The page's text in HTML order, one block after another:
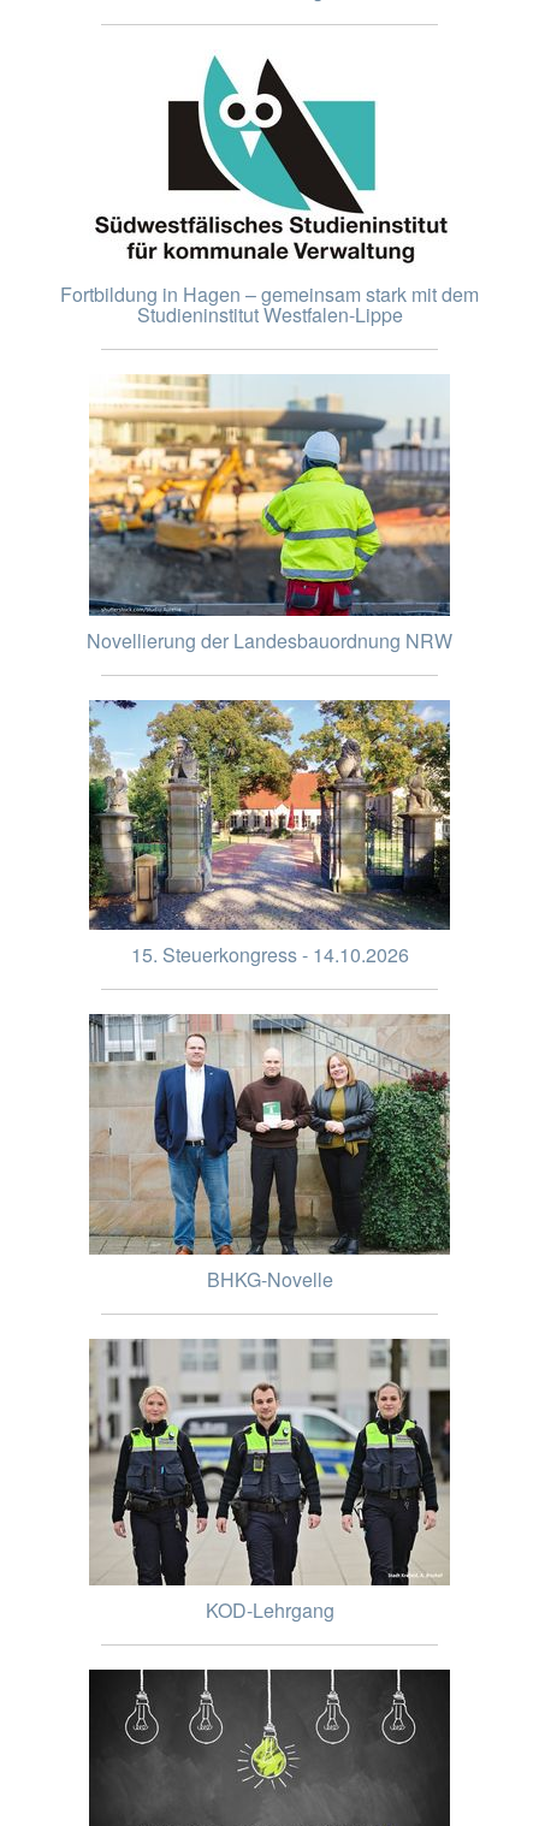
Fortbildung in Hagen – gemeinsam stark mit dem
Studieninstitut Westfalen-Lippe
Novellierung der Landesbauordnung NRW
15. Steuerkongress - 14.10.2026
BHKG-Novelle
KOD-Lehrgang